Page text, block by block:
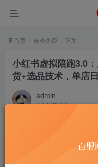
首页 会员免费 正文
小红书虚拟陪跑3.0
货+选品技术，单店
admin
9个月前更新
百盟